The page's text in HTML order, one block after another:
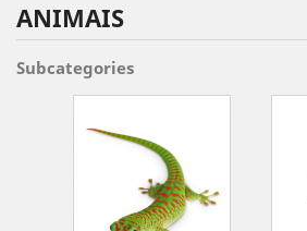
ANIMAIS
Subcategories